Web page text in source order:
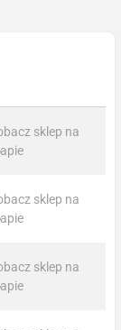
sklep na
sklep na
sklep na